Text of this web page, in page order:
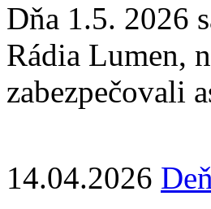
Dňa 1.5. 2026
Rádia Lumen,
zabezpečovali
14.04.2026